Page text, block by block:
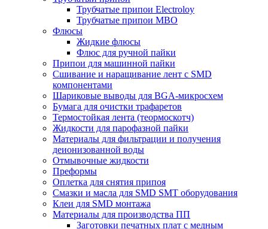
Трубчатые припои Electroloy
Трубчатые припои MBO
Флюсы
Жидкие флюсы
Флюс для ручной пайки
Припои для машинной пайки
Сшивание и наращивание лент с SMD
компонентами
Шариковые выводы для BGA-микросхем
Бумага для очистки трафаретов
Термостойкая лента (теормоскотч)
Жидкости для парофазной пайки
Материалы для фильтрации и получения
деионизованной воды
Отмывочные жидкости
Преформы
Оплетка для снятия припоя
Смазки и масла для SMD SMT оборудования
Клеи для SMD монтажа
Материалы для производства ПП
Заготовки печатных плат с медным